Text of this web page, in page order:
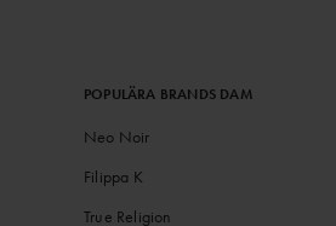
POPULÄRA BRANDS DAM
Neo Noir
Filippa K
True Religion